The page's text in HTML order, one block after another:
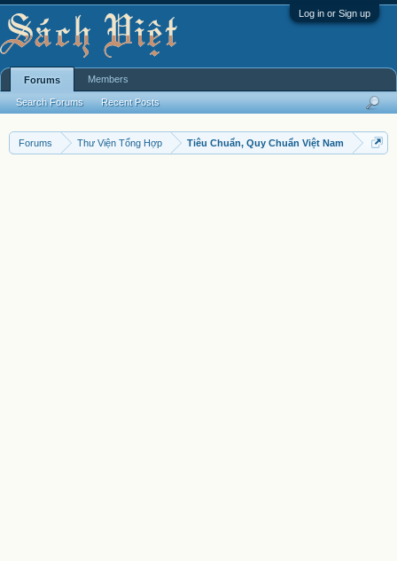
Log in or Sign up
Forums Thư Viện Tổng Hợp Tiêu Chuẩn, Quy Chuẩn Việt Nam
Forums
Search Forums Recent Posts
Members